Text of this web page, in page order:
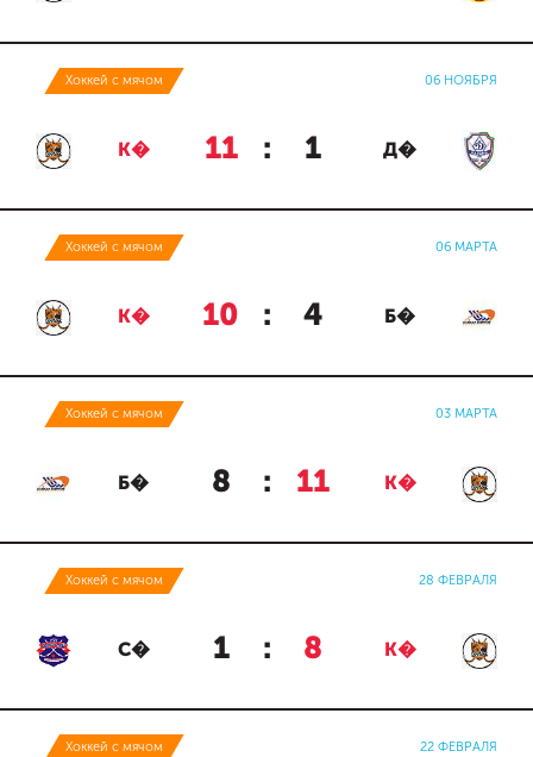
Хоккей с мячом 06 НОЯБРЯ
К� 11 : 1 Д�
Хоккей с мячом 06 МАРТА
К� 10 : 4 Б�
Хоккей с мячом 03 МАРТА
Б� 8 : 11 К�
Хоккей с мячом 28 ФЕВРАЛЯ
С� 1 : 8 К�
Хоккей с мячом 22 ФЕВРАЛЯ